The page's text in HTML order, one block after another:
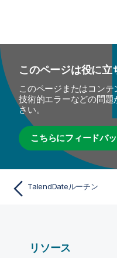
このページは役に立
このページまたはコンテ
技術的エラーなどの問
さい。
こちらにフィードバ
TalendDateルーチン
リソース